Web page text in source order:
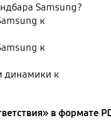
Samsung?
к
к
динамики к
в формате